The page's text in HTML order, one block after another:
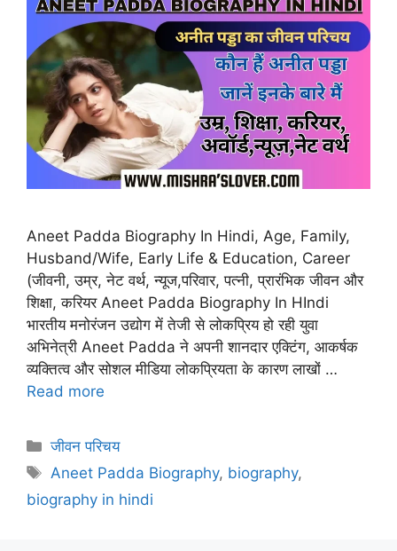
Aneet Padda Biography In Hindi, Age, Family,
Husband/Wife, Early Life & Education, Career
(जीवनी, उम्र, नेट वर्थ, न्यूज,परिवार, पत्नी, प्रारंभिक जीवन और
शिक्षा, करियर Aneet Padda Biography In HIndi
भारतीय मनोरंजन उद्योग में तेजी से लोकप्रिय हो रही युवा
अभिनेत्री Aneet Padda ने अपनी शानदार एक्टिंग, आकर्षक
व्यक्तित्व और सोशल मीडिया लोकप्रियता के कारण लाखों …
Read more
Categories
जीवन परिचय
Tags
Aneet Padda Biography, biography,
biography in hindi